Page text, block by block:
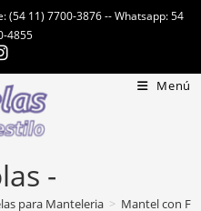
(54 11) 7700-3876 -- Whatsapp: 54
4855
Menú
-
para Manteleria > Mantel con